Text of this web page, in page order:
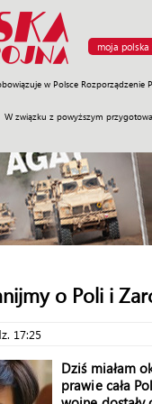
moja polska
w Polsce
W związku z powyższym
Sprzęt Misje
o Poli i
17:25
Dziś miałam
prawie cała